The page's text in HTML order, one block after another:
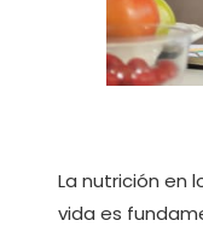
La nutrición en
vida es